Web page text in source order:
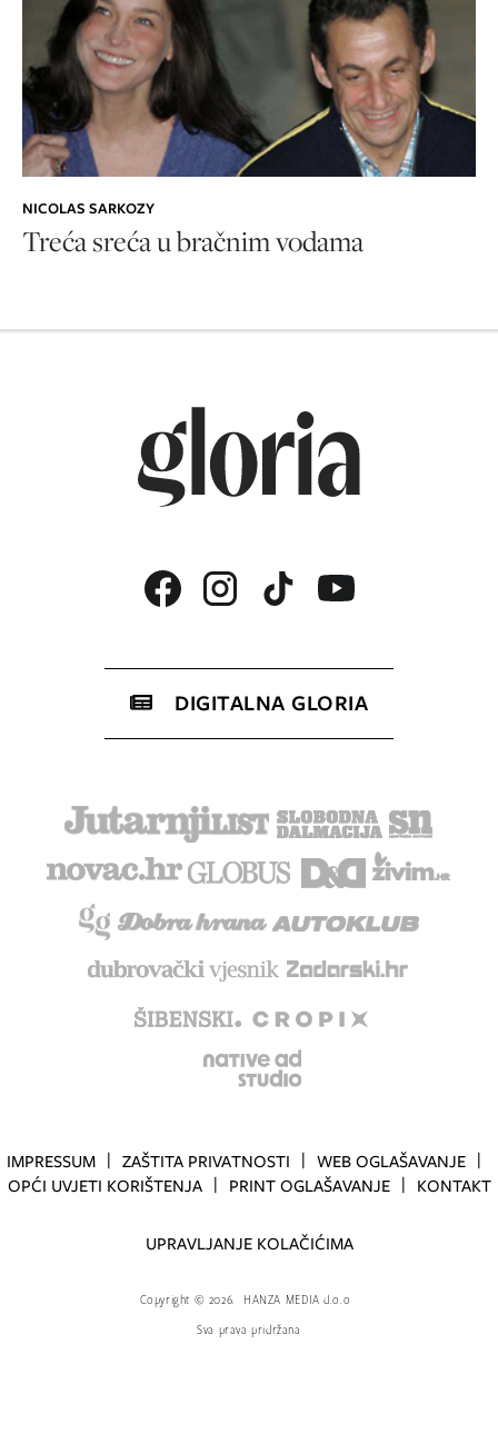
NICOLAS SARKOZY
Treća sreća u bračnim vodama
DIGITALNA GLORIA
IMPRESSUM ZAŠTITA PRIVATNOSTI
WEB OGLAŠAVANJE
OPĆI UVJETI KORIŠTENJA
PRINT OGLAŠAVANJE KONTAKT
UPRAVLJANJE KOLAČIĆIMA
Copyright © 2026.
HANZA MEDIA d.o.o
Sva prava pridržana